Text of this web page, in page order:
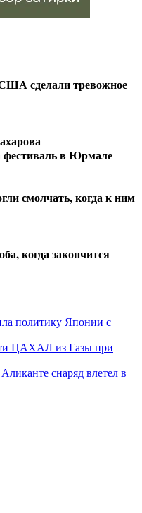
сделали тревожное
фестиваль в Юрмале
смолчать, когда к ним
когда закончится
политику Японии с
ЦАХАЛ из Газы при
снаряд влетел в